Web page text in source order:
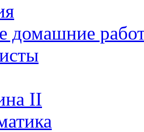
домашние
II